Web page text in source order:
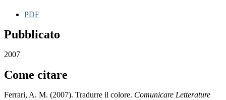
PDF
Pubblicato
2007
Come citare
Ferrari, A. M. (2007). Tradurre il colore. Comunicare Letterature